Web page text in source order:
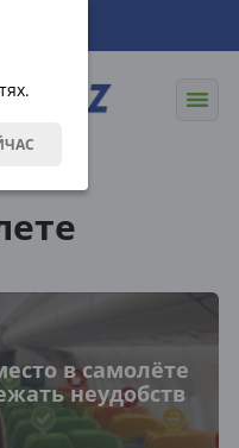
в самолёте
неудобств